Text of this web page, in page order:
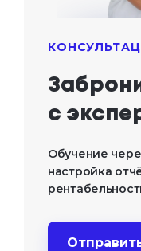
с
Обучение
настройка